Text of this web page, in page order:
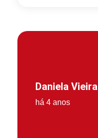
Daniela Vieira
há 4 anos